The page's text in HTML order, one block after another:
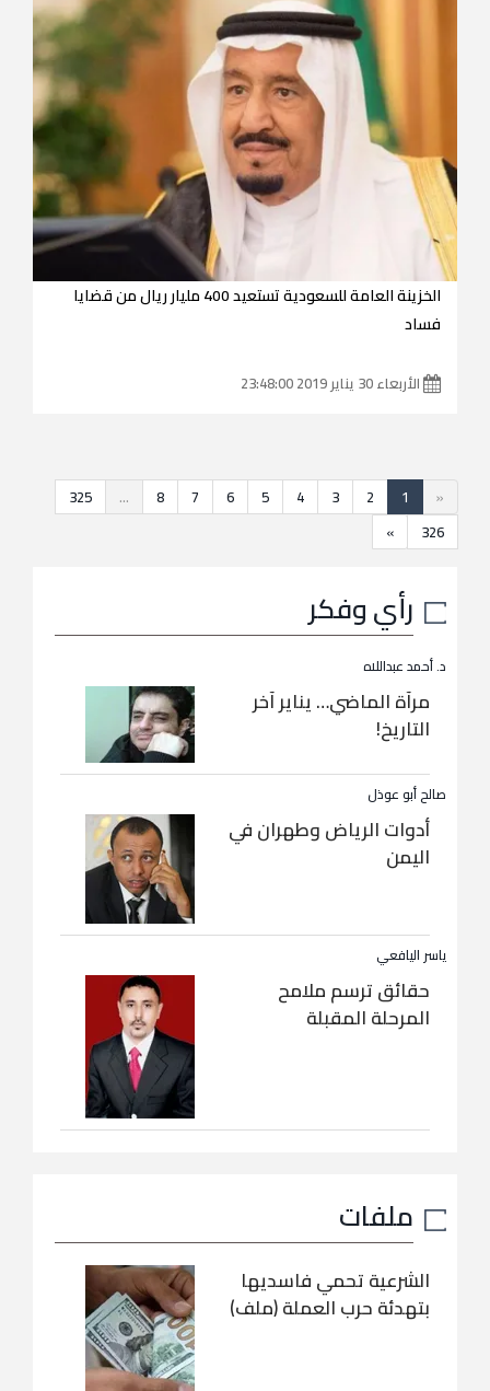
الخزينة العامة للسعودية تستعيد 400 مليار ريال من قضايا
فساد
الأربعاء 30 يناير 2019 23:48:00
«
1
2
3
4
5
6
7
8
...
325
326
»
رأي وفكر
د. أحمد عبداللاه
مرآة الماضي… يناير آخر
التاريخ!
صالح أبو عوذل
أدوات الرياض وطهران في
اليمن
ياسر اليافعي
حقائق ترسم ملامح
المرحلة المقبلة
ملفات
الشرعية تحمي فاسديها
بتهدئة حرب العملة (ملف)